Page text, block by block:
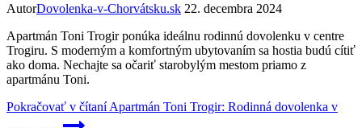
AutorDovolenka-v-Chorvátsku.sk 22. decembra 2024
Apartmán Toni Trogir ponúka ideálnu rodinnú dovolenku v centre
Trogiru. S moderným a komfortným ubytovaním sa hostia budú cítiť
ako doma. Nechajte sa očariť starobylým mestom priamo z
apartmánu Toni.
Pokračovať v čítaníApartmán Toni Trogir: Rodinná dovolenka v